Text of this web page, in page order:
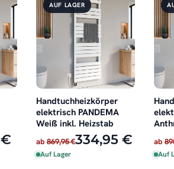
€
AUF LAGER
Handtuchheizkörper
elektrisch PANDEMA
Weiß inkl. Heizstab
ab 869,95 €334,95 €
Auf Lager
ab
Auf